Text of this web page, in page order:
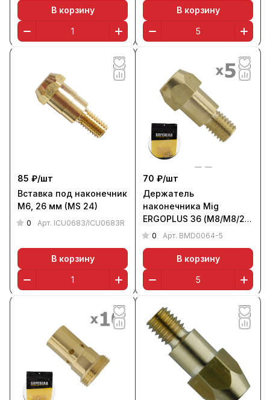
В корзину В корзину
85 ₽/шт
Вставка под наконечник
М6, 26 мм (MS 24)
0 Арт. ICU0683/ICU0683R
В корзину
70 ₽/шт
Держатель
наконечника Mig
ERGOPLUS 36 (М8/М8/29
мм, уп. 5 шт.), БАРСВЕЛД
0 Арт. BMD0064-5
В корзину